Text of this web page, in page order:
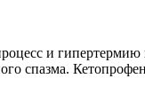
и гипертермию
спазма.